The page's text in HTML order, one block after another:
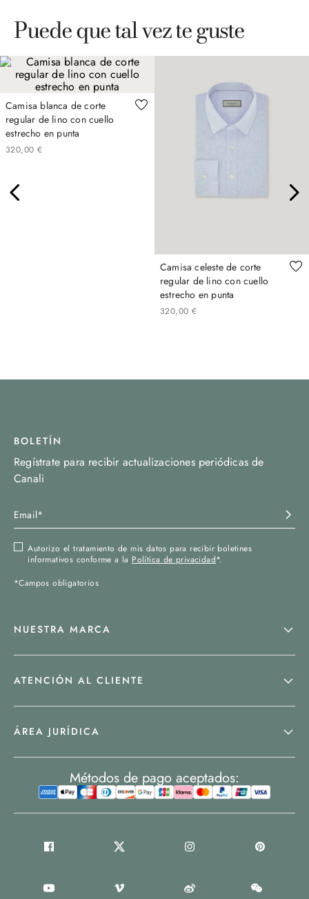
Puede que tal vez te guste
Camisa blanca de corte
regular de lino con cuello
estrecho en punta
320,00 €
Camisa celeste de corte
regular de lino con cuello
estrecho en punta
320,00 €
BOLETÍN
Regístrate para recibir actualizaciones periódicas de
Canali
Autorizo el tratamiento de mis datos para recibir boletines
informativos conforme a la Política de privacidad*.
*Campos obligatorios
NUESTRA MARCA
ATENCIÓN AL CLIENTE
ÁREA JURÍDICA
Métodos de pago aceptados: